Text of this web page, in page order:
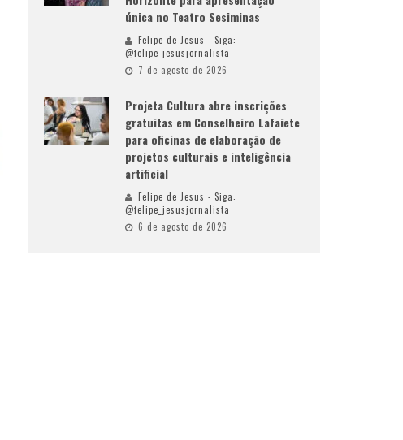
única no Teatro Sesiminas
Felipe de Jesus - Siga:
@felipe_jesusjornalista
7 de agosto de 2026
Projeta Cultura abre inscrições
gratuitas em Conselheiro Lafaiete
para oficinas de elaboração de
projetos culturais e inteligência
artificial
Felipe de Jesus - Siga:
@felipe_jesusjornalista
6 de agosto de 2026